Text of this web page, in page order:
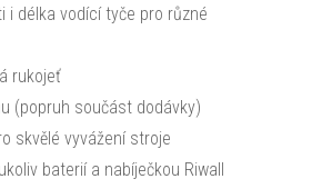
i délka vodící tyče pro různé
rukojeť
(popruh součást dodávky)
skvělé vyvážení stroje
baterií a nabíječkou Riwall